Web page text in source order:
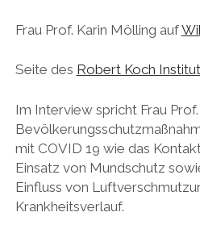
facebook
linkedin
Frau Prof. Karin Mölling auf
Seite des Robert Koch
Im Interview spricht Frau
mit COVID 19 wie das
Einsatz von Mundschutz
Einfluss von
Krankheitsverlauf.